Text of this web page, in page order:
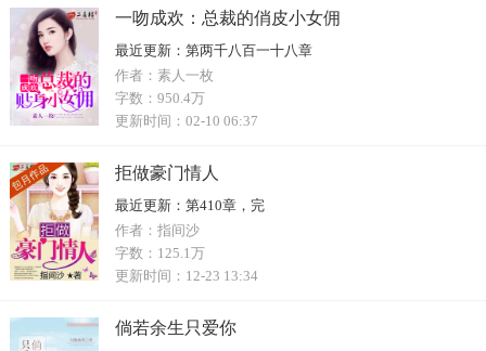
一吻成欢：总裁的俏皮小女佣
最近更新： 第两千八百一十八章
作者： 素人一枚
字数： 950.4万
更新时间： 02-10 06:37
拒做豪门情人
最近更新： 第410章，完
作者： 指间沙
字数： 125.1万
更新时间： 12-23 13:34
倘若余生只爱你